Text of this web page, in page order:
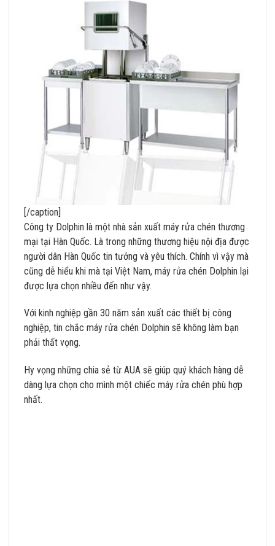
[/caption]
Công ty Dolphin là một nhà sản xuất máy rửa chén thương
mại tại Hàn Quốc. Là trong những thương hiệu nội địa được
người dân Hàn Quốc tin tưởng và yêu thích. Chính vì vậy mà
cũng dễ hiểu khi mà tại Việt Nam, máy rửa chén Dolphin lại
được lựa chọn nhiều đến như vậy.
Với kinh nghiệp gần 30 năm sản xuất các thiết bị công
nghiệp, tin chắc máy rửa chén Dolphin sẽ không làm bạn
phải thất vọng.
Hy vọng những chia sẻ từ AUA sẽ giúp quý khách hàng dễ
dàng lựa chọn cho mình một chiếc máy rửa chén phù hợp
nhất.